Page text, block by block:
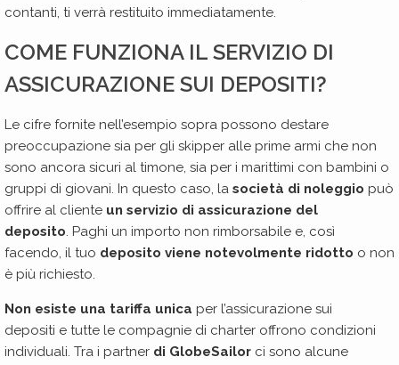
contanti, ti verrà restituito immediatamente.
COME FUNZIONA IL SERVIZIO DI
ASSICURAZIONE SUI DEPOSITI?
Le cifre fornite nell’esempio sopra possono destare
preoccupazione sia per gli skipper alle prime armi che non
sono ancora sicuri al timone, sia per i marittimi con bambini o
gruppi di giovani. In questo caso, la società di noleggio può
offrire al cliente un servizio di assicurazione del
deposito . Paghi un importo non rimborsabile e, così
facendo, il tuo deposito viene notevolmente ridotto o non
è più richiesto.
Non esiste una tariffa unica per l’assicurazione sui
depositi e tutte le compagnie di charter offrono condizioni
individuali. Tra i partner di GlobeSailor ci sono alcune